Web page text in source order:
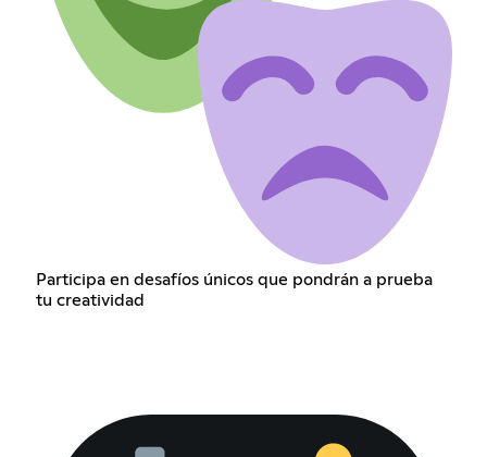
Participa en desafíos únicos que pondrán a prueba
tu creatividad